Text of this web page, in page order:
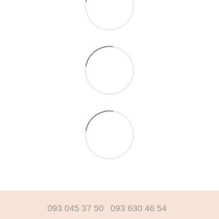
093 045 37 50 093 630 46 54